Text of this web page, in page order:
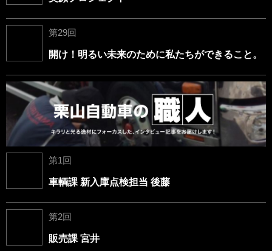
第29回
開け！明るい未来のために私たちができること。
第1回
車輌課 新入庫点検担当 後藤
第2回
販売課 宮井